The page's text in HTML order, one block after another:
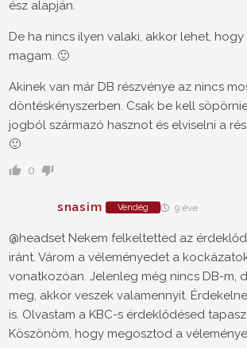
ész alapján.
De ha nincs ilyen valaki, akkor lehet,
magam. 🙂
Akinek van már DB részvénye az nincs
döntéskényszerben. Csak be kell
jogból származó hasznot és elviselni a
🙂
0
snasim Vendég 9 éve
@headset Nekem felkeltetted az
iránt. Várom a véleményedet a
vonatkozóan. Jelenleg még nincs DB-m,
meg, akkor veszek valamennyit.
is. Olvastam a KBC-s érdeklődésed
Köszönöm, hogy megosztod a